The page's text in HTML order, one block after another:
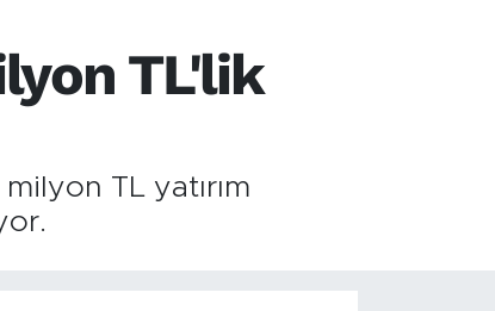
TL'lik
TL yatırım